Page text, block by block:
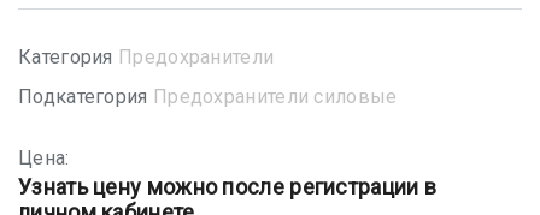
Категория Предохранители
Подкатегория Предохранители силовые
Цена:
Узнать цену можно после регистрации в